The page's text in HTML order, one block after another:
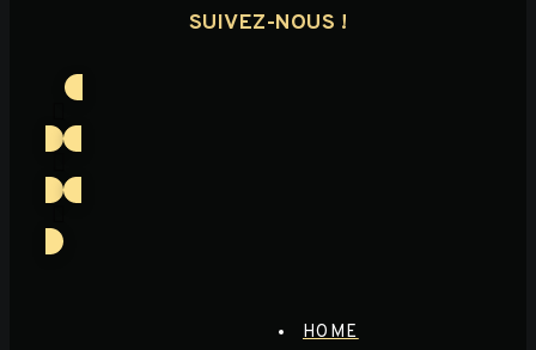
SUIVEZ-NOUS !
HOME